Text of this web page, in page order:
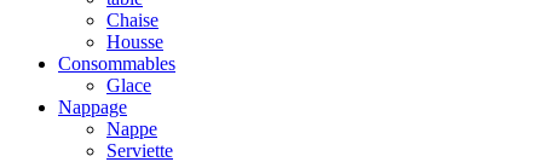
Chaise
Housse
Consommables
Glace
Nappage
Nappe
Serviette